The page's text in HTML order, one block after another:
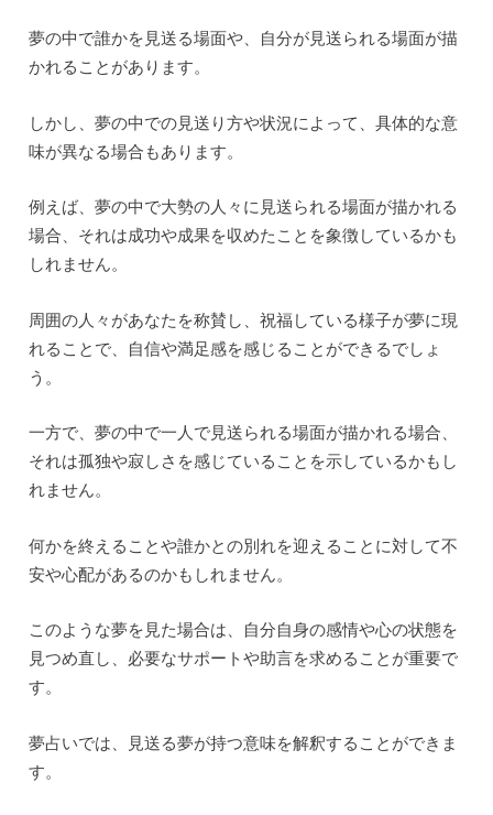
夢の中で誰かを見送る場面や、自分が見送られる場面が描
かれることがあります。
しかし、夢の中での見送り方や状況によって、具体的な意
味が異なる場合もあります。
例えば、夢の中で大勢の人々に見送られる場面が描かれる
場合、それは成功や成果を収めたことを象徴しているかも
しれません。
周囲の人々があなたを称賛し、祝福している様子が夢に現
れることで、自信や満足感を感じることができるでしょ
う。
一方で、夢の中で一人で見送られる場面が描かれる場合、
それは孤独や寂しさを感じていることを示しているかもし
れません。
何かを終えることや誰かとの別れを迎えることに対して不
安や心配があるのかもしれません。
このような夢を見た場合は、自分自身の感情や心の状態を
見つめ直し、必要なサポートや助言を求めることが重要で
す。
夢占いでは、見送る夢が持つ意味を解釈することができま
す。